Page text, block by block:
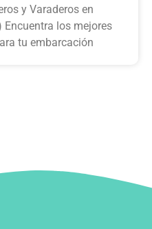
y Varaderos en
Encuentra los mejores
tu embarcación